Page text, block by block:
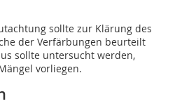
sollte zur Klärung des
der Verfärbungen beurteilt
sollte untersucht werden,
vorliegen.